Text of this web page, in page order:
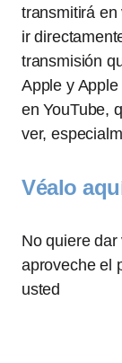
transmitirá
ir
transmisión
Apple y
en YouTube,
ver,
Véalo
No quiere
aproveche el
usted